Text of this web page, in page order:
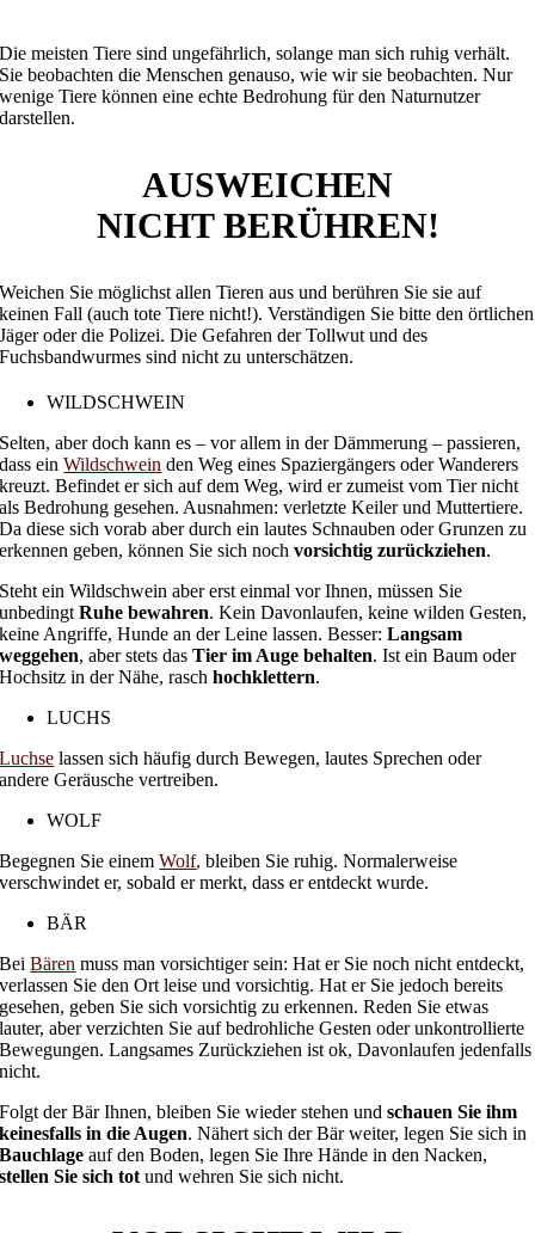
Die meisten Tiere sind ungefährlich, solange man sich ruhig verhält.
Sie beobachten die Menschen genauso, wie wir sie beobachten. Nur
wenige Tiere können eine echte Bedrohung für den Naturnutzer
darstellen.
AUSWEICHEN
NICHT BERÜHREN!
Weichen Sie möglichst allen Tieren aus und berühren Sie sie auf
keinen Fall (auch tote Tiere nicht!). Verständigen Sie bitte den örtlichen
Jäger oder die Polizei. Die Gefahren der Tollwut und des
Fuchsbandwurmes sind nicht zu unterschätzen.
WILDSCHWEIN
Selten, aber doch kann es – vor allem in der Dämmerung – passieren,
dass einWildschwein den Weg eines Spaziergängers oder Wanderers
kreuzt. Befindet er sich auf dem Weg, wird er zumeist vom Tier nicht
als Bedrohung gesehen. Ausnahmen: verletzte Keiler und Muttertiere.
Da diese sich vorab aber durch ein lautes Schnauben oder Grunzen zu
erkennen geben, können Sie sich nochvorsichtig zurückziehen.
Steht ein Wildschwein aber erst einmal vor Ihnen, müssen Sie
unbedingtRuhe bewahren. Kein Davonlaufen, keine wilden Gesten,
keine Angriffe, Hunde an der Leine lassen. Besser:Langsam
weggehen, aber stets dasTier im Auge behalten. Ist ein Baum oder
Hochsitz in der Nähe, raschhochklettern.
LUCHS
Luchse lassen sich häufig durch Bewegen, lautes Sprechen oder
andere Geräusche vertreiben.
WOLF
Begegnen Sie einemWolf, bleiben Sie ruhig. Normalerweise
verschwindet er, sobald er merkt, dass er entdeckt wurde.
BÄR
BeiBären muss man vorsichtiger sein: Hat er Sie noch nicht entdeckt,
verlassen Sie den Ort leise und vorsichtig. Hat er Sie jedoch bereits
gesehen, geben Sie sich vorsichtig zu erkennen. Reden Sie etwas
lauter, aber verzichten Sie auf bedrohliche Gesten oder unkontrollierte
Bewegungen. Langsames Zurückziehen ist ok, Davonlaufen jedenfalls
nicht.
Folgt der Bär Ihnen, bleiben Sie wieder stehen undschauen Sie ihm
keinesfalls in die Augen. Nähert sich der Bär weiter, legen Sie sich in
Bauchlage auf den Boden, legen Sie Ihre Hände in den Nacken,
stellen Sie sich totund wehren Sie sich nicht.